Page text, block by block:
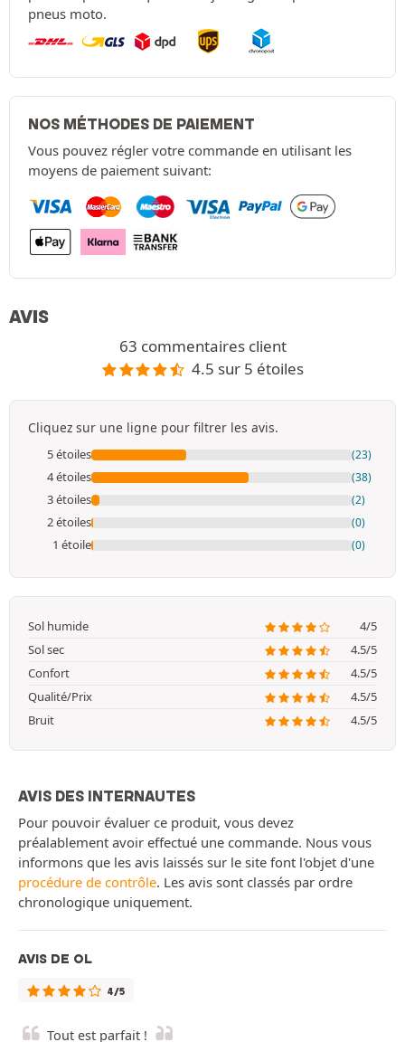
pneus moto.
NOS MÉTHODES DE PAIEMENT
Vous pouvez régler votre commande en utilisant les
moyens de paiement suivant:
AVIS
63 commentaires client
4.5 sur 5 étoiles
Cliquez sur une ligne pour filtrer les avis.
5 étoiles (23)
4 étoiles (38)
3 étoiles (2)
2 étoiles (0)
1 étoile (0)
Sol humide
4/5
Sol sec
4.5/5
Confort
4.5/5
Qualité/Prix
4.5/5
Bruit
4.5/5
AVIS DES INTERNAUTES
Pour pouvoir évaluer ce produit, vous devez
préalablement avoir effectué une commande. Nous vous
informons que les avis laissés sur le site font l'objet d'une
procédure de contrôle. Les avis sont classés par ordre
chronologique uniquement.
AVIS DE OL
4/5
Tout est parfait !